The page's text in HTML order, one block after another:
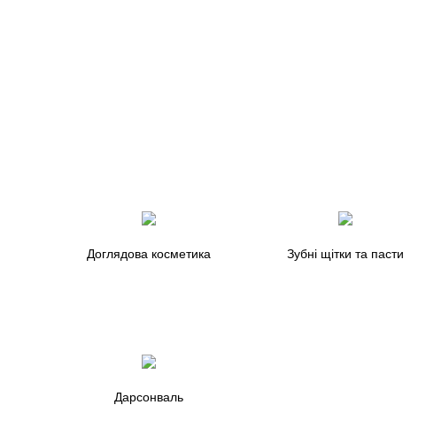
Доглядова косметика Зубні щітки та пасти
Дарсонваль